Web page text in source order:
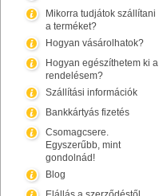
Mikorra tudjátok szállítani
a terméket?
Hogyan vásárolhatok?
Hogyan egészíthetem ki a
rendelésem?
Szállítási információk
Bankkártyás fizetés
Csomagcsere.
Egyszerűbb, mint
gondolnád!
Blog